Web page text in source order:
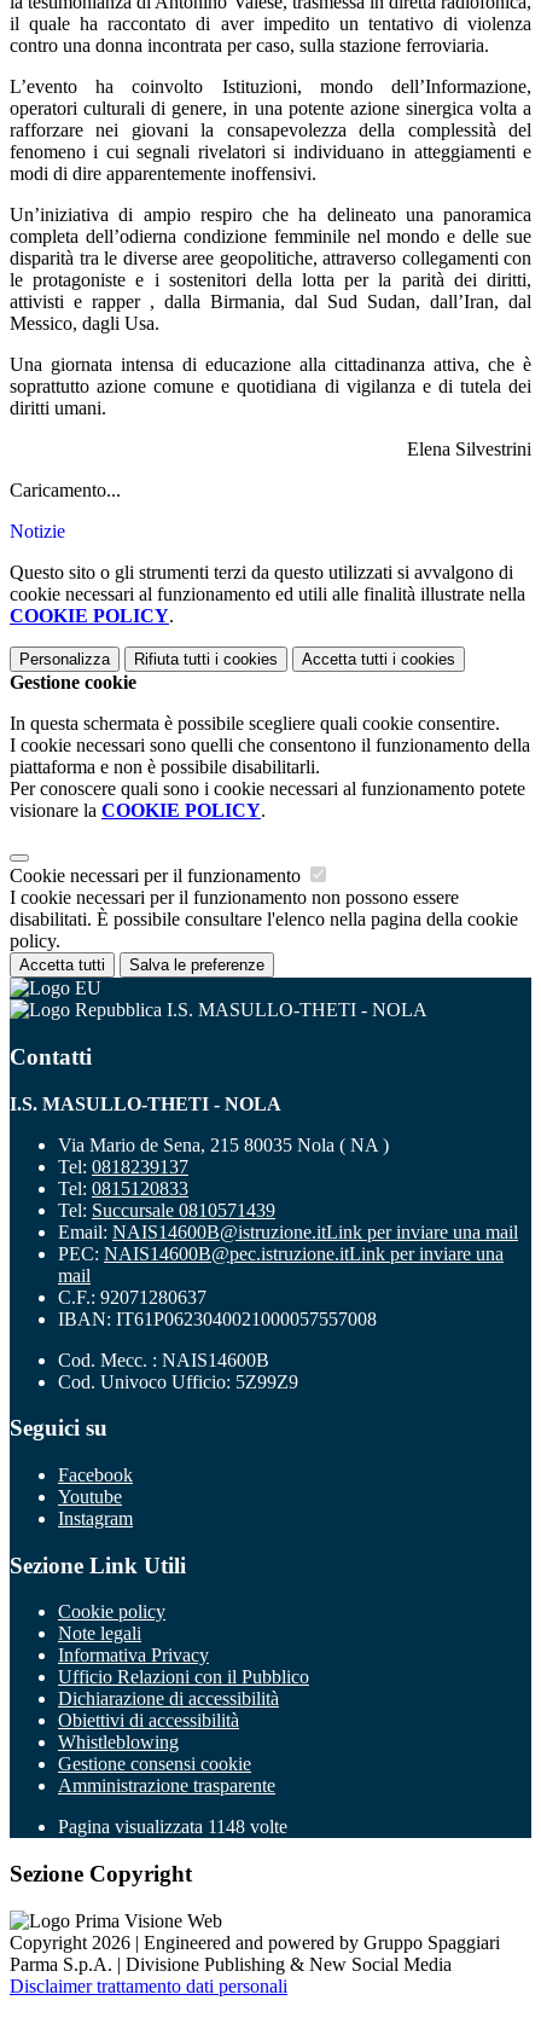
il quale ha raccontato di aver impedito un tentativo di violenza
contro una donna incontrata per caso, sulla stazione ferroviaria.
L’evento ha coinvolto Istituzioni, mondo dell’Informazione,
operatori culturali di genere, in una potente azione sinergica volta a
rafforzare nei giovani la consapevolezza della complessità del
fenomeno i cui segnali rivelatori si individuano in atteggiamenti e
modi di dire apparentemente inoffensivi.
Un’iniziativa di ampio respiro che ha delineato una panoramica
completa dell’odierna condizione femminile nel mondo e delle sue
disparità tra le diverse aree geopolitiche, attraverso collegamenti con
le protagoniste e i sostenitori della lotta per la parità dei diritti,
attivisti e rapper , dalla Birmania, dal Sud Sudan, dall’Iran, dal
Messico, dagli Usa.
Una giornata intensa di educazione alla cittadinanza attiva, che è
soprattutto azione comune e quotidiana di vigilanza e di tutela dei
diritti umani.
Elena Silvestrini
Caricamento...
Notizie
Questo sito o gli strumenti terzi da questo utilizzati si avvalgono di
cookie necessari al funzionamento ed utili alle finalità illustrate nella
COOKIE POLICY.
Personalizza Rifiuta tutti i cookies Accetta tutti i cookies
Gestione cookie
In questa schermata è possibile scegliere quali cookie consentire.
I cookie necessari sono quelli che consentono il funzionamento della
piattaforma e non è possibile disabilitarli.
Per conoscere quali sono i cookie necessari al funzionamento potete
visionare la COOKIE POLICY.
Cookie necessari per il funzionamento
I cookie necessari per il funzionamento non possono essere
disabilitati. È possibile consultare l'elenco nella pagina della cookie
policy.
Accetta tutti Salva le preferenze
I.S. MASULLO-THETI - NOLA
Contatti
I.S. MASULLO-THETI - NOLA
Via Mario de Sena, 215 80035 Nola ( NA )
Tel: 0818239137
Tel: 0815120833
Tel: Succursale 0810571439
Email: NAIS14600B@istruzione.itLink per inviare una mail
PEC: NAIS14600B@pec.istruzione.itLink per inviare una
mail
C.F.: 92071280637
IBAN: IT61P0623040021000057557008
Cod. Mecc. : NAIS14600B
Cod. Univoco Ufficio: 5Z99Z9
Seguici su
Facebook
Youtube
Instagram
Sezione Link Utili
Cookie policy
Note legali
Informativa Privacy
Ufficio Relazioni con il Pubblico
Dichiarazione di accessibilità
Obiettivi di accessibilità
Whistleblowing
Gestione consensi cookie
Amministrazione trasparente
Pagina visualizzata 1148 volte
Sezione Copyright
Copyright 2026 | Engineered and powered by Gruppo Spaggiari
Parma S.p.A. | Divisione Publishing & New Social Media
Disclaimer trattamento dati personali